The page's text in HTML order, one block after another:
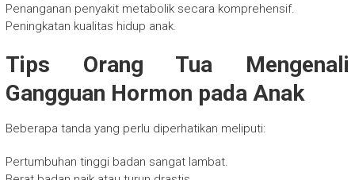
Penanganan penyakit metabolik secara komprehensif.
Peningkatan kualitas hidup anak.
Tips Orang Tua Mengenali
Gangguan Hormon pada Anak
Beberapa tanda yang perlu diperhatikan meliputi:
Pertumbuhan tinggi badan sangat lambat.